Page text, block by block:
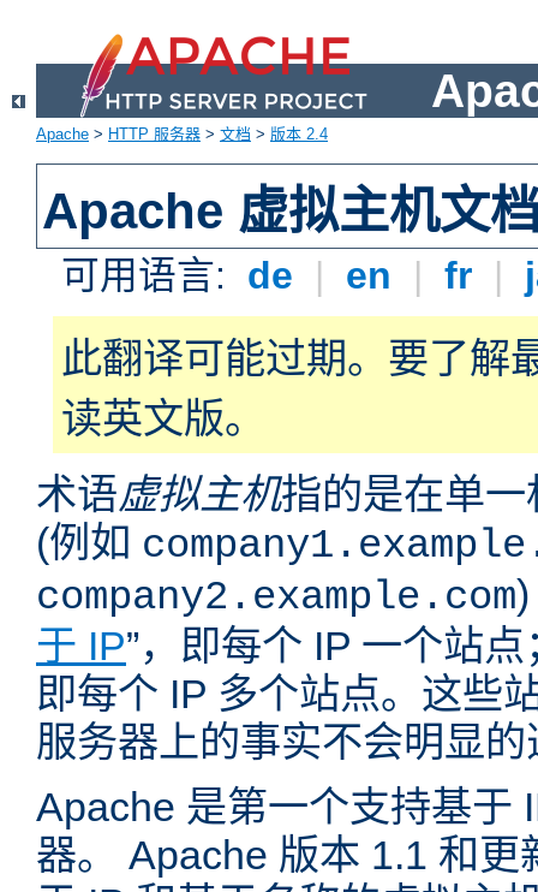
Apache > HTTP 服务器 > 文档 > 版本 2.4
Apache 虚拟主机文
可用语言: de | en | fr |
此翻译可能过期。要了解
读英文版。
术语虚拟主机指的是在单
(例如
company2.example.com)
于 IP”，即每个 IP 一个站点
即每个 IP 多个站点。这些
服务器上的事实不会明显
Apache 是第一个支持基于
器。 Apache 版本 1.1 和